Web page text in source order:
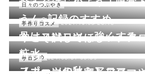
日々のつぶやき
うん○記録のすすめ
おすすめ 2021.10.08 00:47
骨はコツコツ、強くする
手作りコスメ 2021.10.05 23:43
今こそ試してほしい、ア
粧水
おすすめ
スポーツの秋とアロマ
サロン 2021.08.31 00:59